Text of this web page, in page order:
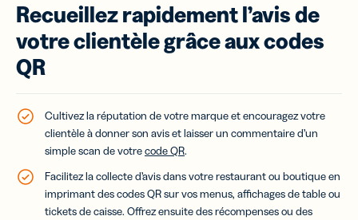
Recueillez rapidement l’avis de
votre clientèle grâce aux codes
QR
Cultivez la réputation de votre marque et encouragez votre
clientèle à donner son avis et laisser un commentaire d’un
simple scan de votrecode QR.
Facilitez la collecte d’avis dans votre restaurant ou boutique en
imprimant des codes QR sur vos menus, affichages de table ou
tickets de caisse. Offrez ensuite des récompenses ou des